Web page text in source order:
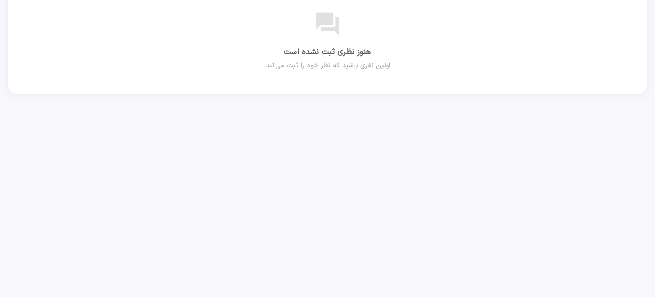
forum
هنوز نظری ثبت نشده است
اولین نفری باشید که نظر خود را ثبت می‌کند.